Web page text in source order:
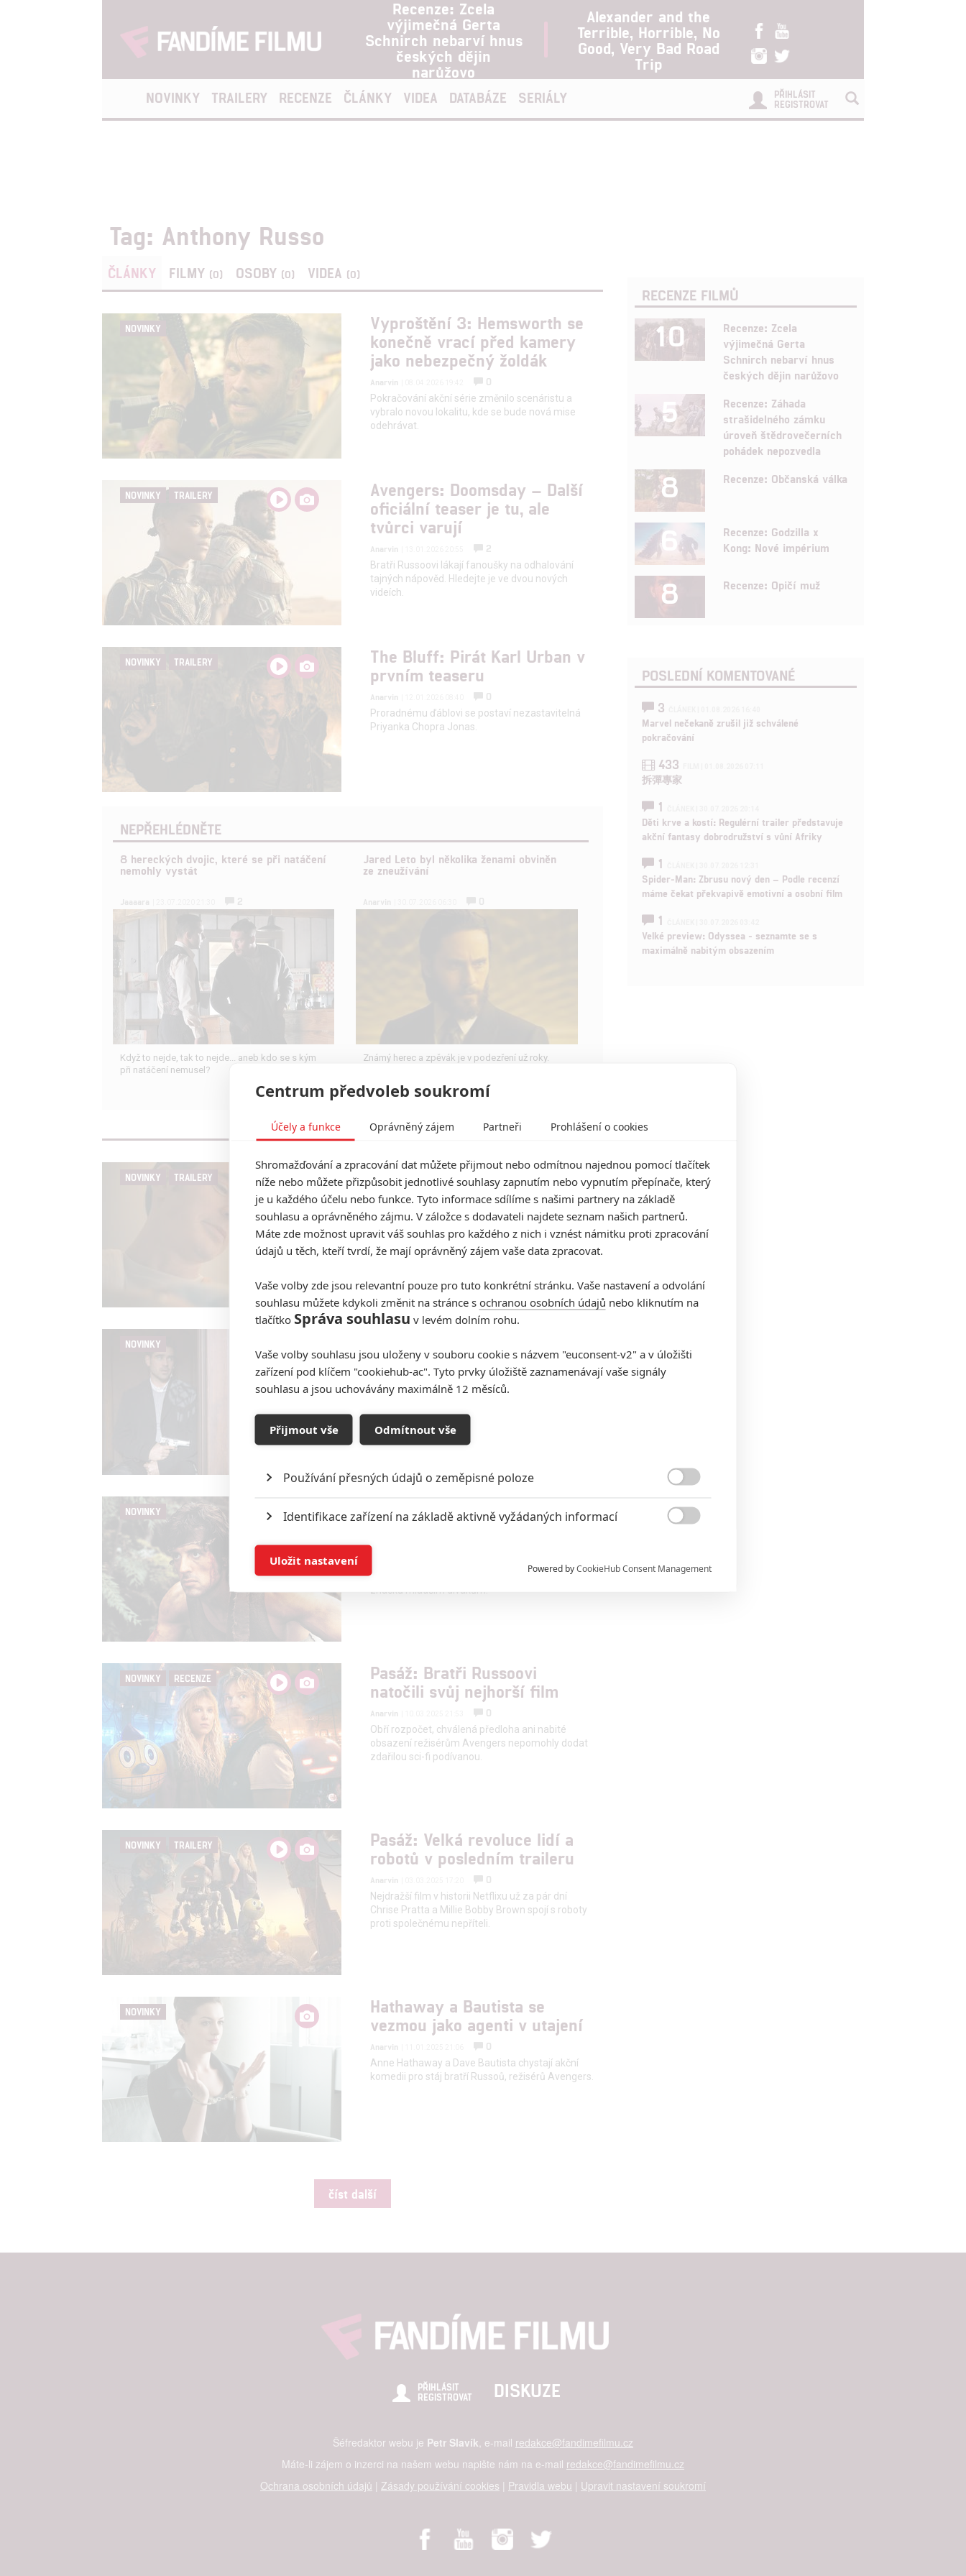
Recenze: Zcela
výjimečná Gerta
Schnirch nebarví hnus
českých dějin
narůžovo
Alexander and the
Terrible, Horrible, No
Good, Very Bad Road
Trip
NOVINKY TRAILERY RECENZE ČLÁNKY VIDEA DATABÁZE SERIÁLY
PŘIHLÁSIT
REGISTROVAT
Tag: Anthony Russo
ČLÁNKY FILMY (0) OSOBY (0) VIDEA (0)
NOVINKY
Vyproštění 3: Hemsworth se
konečně vrací před kamery
jako nebezpečný žoldák
Anarvin
0
Pokračování akční série změnilo scenáristu a
vybralo novou lokalitu, kde se bude nová mise
odehrávat.
NOVINKY TRAILERY
Avengers: Doomsday – Další
oficiální teaser je tu, ale
tvůrci varují
Anarvin
2
Bratři Russoovi lákají fanoušky na odhalování
tajných nápověd. Hledejte je ve dvou nových
videích.
NOVINKY TRAILERY
The Bluff: Pirát Karl Urban v
prvním teaseru
Anarvin
0
Proradnému ďáblovi se postaví nezastavitelná
Priyanka Chopra Jonas.
NEPŘEHLÉDNĚTE
8 hereckých dvojic, které se při natáčení
nemohly vystát
Když to nejde, tak to nejde... aneb kdo se s kým
při natáčení nemusel?
Jared Leto byl několika ženami obviněn
ze zneužívání
Známý herec a zpěvák je v podezření už roky.
NOVINKY TRAILERY
Avengers: Doomsday – První
teaser je konečně venku
oficiálně a v HD
Anarvin | 23.12.2025 18:18
0
Teaser doplnil vzkaz režisérů a vůbec první
NOVINKY
kněz - řezník
Anarvin | 17.11.2025 16:40
0
Farrell připravuje nový akční thriller s autorem
NOVINKY
tvůrci Avengers
Anarvin
Bratři Russoovi se připojili jako producenti k
příběhu mladého Ramba. Studio věří, že prodá
značku mladším divákům.
NOVINKY RECENZE
Pasáž: Bratři Russoovi
natočili svůj nejhorší film
Anarvin
0
Obří rozpočet, chválená předloha ani nabité
obsazení režisérům Avengers nepomohly dodat
zdařilou sci-fi podívanou.
NOVINKY TRAILERY
Pasáž: Velká revoluce lidí a
robotů v posledním traileru
Anarvin
0
Nejdražší film v historii Netflixu už za pár dní
Chrise Pratta a Millie Bobby Brown spojí s roboty
proti společnému nepříteli.
NOVINKY
Hathaway a Bautista se
vezmou jako agenti v utajení
Anarvin
0
Anne Hathaway a Dave Bautista chystají akční
komedii pro stáj bratří Russoů, režisérů Avengers.
číst další
RECENZE FILMŮ
10
Recenze: Zcela
výjimečná Gerta
Schnirch nebarví hnus
českých dějin narůžovo
5
Recenze: Záhada
strašidelného zámku
úroveň štědrovečerních
pohádek nepozvedla
8 Recenze: Občanská válka
6
Recenze: Godzilla x
Kong: Nové impérium
8 Recenze: Opičí muž
POSLEDNÍ KOMENTOVANÉ
3
Marvel nečekaně zrušil již schválené
pokračování
433
拆彈專家
1
Děti krve a kostí: Regulérní trailer představuje
akční fantasy dobrodružství s vůní Afriky
1
Spider-Man: Zbrusu nový den – Podle recenzí
máme čekat překvapivě emotivní a osobní film
1
Velké preview: Odyssea - seznamte se s
maximálně nabitým obsazením
PŘIHLÁSIT
REGISTROVAT
DISKUZE
Šéfredaktor webu je Petr Slavík, e-mail redakce@fandimefilmu.cz
Máte-li zájem o inzerci na našem webu napište nám na e-mail redakce@fandimefilmu.cz
Ochrana osobních údajů | Zásady používání cookies | Pravidla webu | Upravit nastavení soukromí
Centrum předvoleb soukromí
Účely a funkce Oprávněný zájem Partneři Prohlášení o cookies
Shromažďování a zpracování dat můžete přijmout nebo odmítnou najednou pomocí tlačítek
níže nebo můžete přizpůsobit jednotlivé souhlasy zapnutím nebo vypnutím přepínače, který
je u každého účelu nebo funkce. Tyto informace sdílíme s našimi partnery na základě
souhlasu a oprávněného zájmu. V záložce s dodavateli najdete seznam našich partnerů.
Máte zde možnost upravit váš souhlas pro každého z nich i vznést námitku proti zpracování
údajů u těch, kteří tvrdí, že mají oprávněný zájem vaše data zpracovat.
Vaše volby zde jsou relevantní pouze pro tuto konkrétní stránku. Vaše nastavení a odvolání
souhlasu můžete kdykoli změnit na stránce s ochranou osobních údajů nebo kliknutím na
tlačítko Správa souhlasu v levém dolním rohu.
Vaše volby souhlasu jsou uloženy v souboru cookie s názvem "euconsent-v2" a v úložišti
zařízení pod klíčem "cookiehub-ac". Tyto prvky úložiště zaznamenávají vaše signály
souhlasu a jsou uchovávány maximálně 12 měsíců.
Přijmout vše Odmítnout vše
Používání přesných údajů o zeměpisné poloze
Identifikace zařízení na základě aktivně vyžádaných informací
Ukládání a/nebo přístup k informacím v zařízení

Reklama založená na omezených údajích a měření reklamy
Personalizovaný obsah, měření obsahu, průzkum publika a vývoj
Udělením souhlasu s účely a funkcemi zde uvedenými dáváte nám i našim partnerům
možnost: Zajištění bezpečnosti, předcházení a zjišťování podvodů a odstraňování chyb,
Poskytování a zobrazování reklamy a obsahu
Powered byCookieHub Consent Management
Uložit nastavení